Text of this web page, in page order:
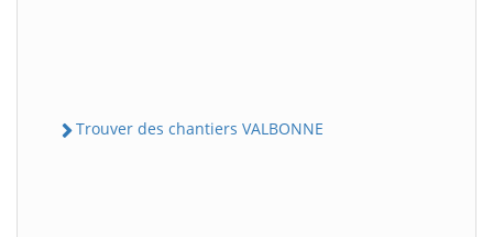
Trouver des chantiers VALBONNE